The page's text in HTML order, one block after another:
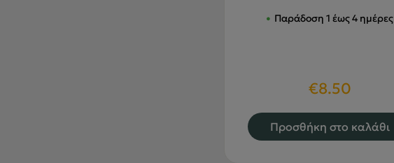
Παράδοση 1 έως 4 ημέρες
€8.50
Προσθήκη στο καλάθι